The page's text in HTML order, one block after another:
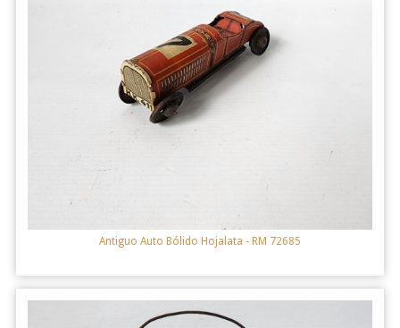
Antiguo Auto Bólido Hojalata - RM 72685